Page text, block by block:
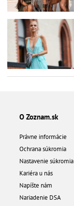
O Zoznam.sk
Právne informácie
Ochrana súkromia
Nastavenie súkromia
Kariéra u nás
Napíšte nám
Nariadenie DSA